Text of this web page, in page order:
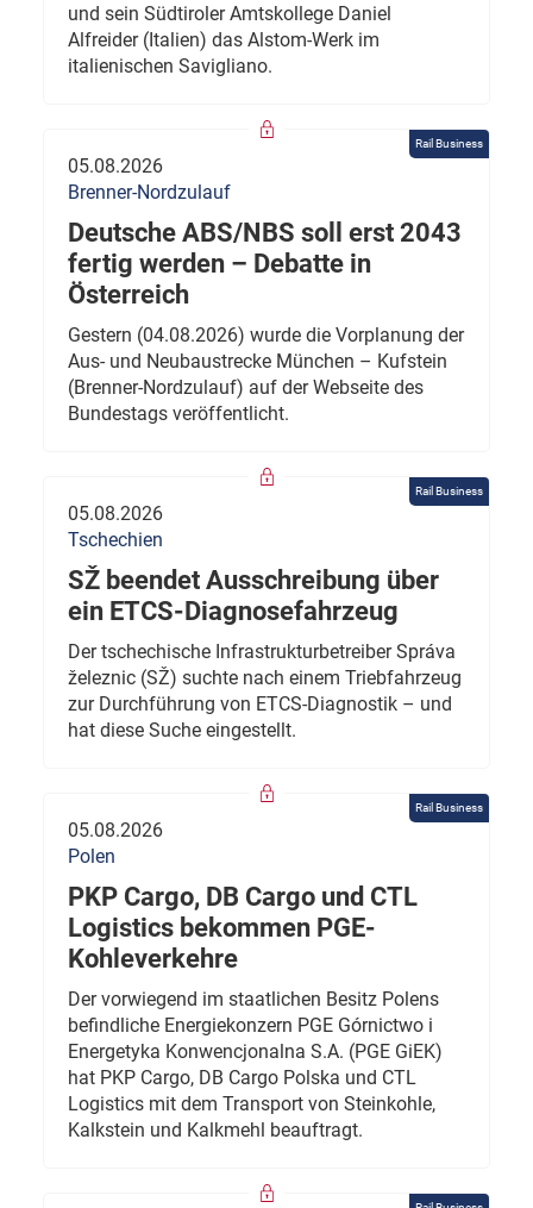
und sein Südtiroler Amtskollege Daniel
Alfreider (Italien) das Alstom-Werk im
italienischen Savigliano.
Rail Business
05.08.2026
Brenner-Nordzulauf
Deutsche ABS/NBS soll erst 2043
fertig werden – Debatte in
Österreich
Gestern (04.08.2026) wurde die Vorplanung der
Aus- und Neubaustrecke München – Kufstein
(Brenner-Nordzulauf) auf der Webseite des
Bundestags veröffentlicht.
Rail Business
05.08.2026
Tschechien
SŽ beendet Ausschreibung über
ein ETCS-Diagnosefahrzeug
Der tschechische Infrastrukturbetreiber Správa
železnic (SŽ) suchte nach einem Triebfahrzeug
zur Durchführung von ETCS-Diagnostik – und
hat diese Suche eingestellt.
Rail Business
05.08.2026
Polen
PKP Cargo, DB Cargo und CTL
Logistics bekommen PGE-
Kohleverkehre
Der vorwiegend im staatlichen Besitz Polens
befindliche Energiekonzern PGE Górnictwo i
Energetyka Konwencjonalna S.A. (PGE GiEK)
hat PKP Cargo, DB Cargo Polska und CTL
Logistics mit dem Transport von Steinkohle,
Kalkstein und Kalkmehl beauftragt.